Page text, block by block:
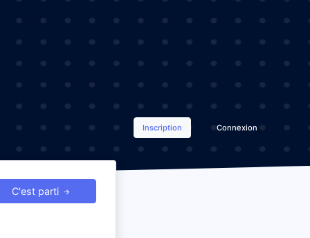
Inscription Connexion
C'est parti